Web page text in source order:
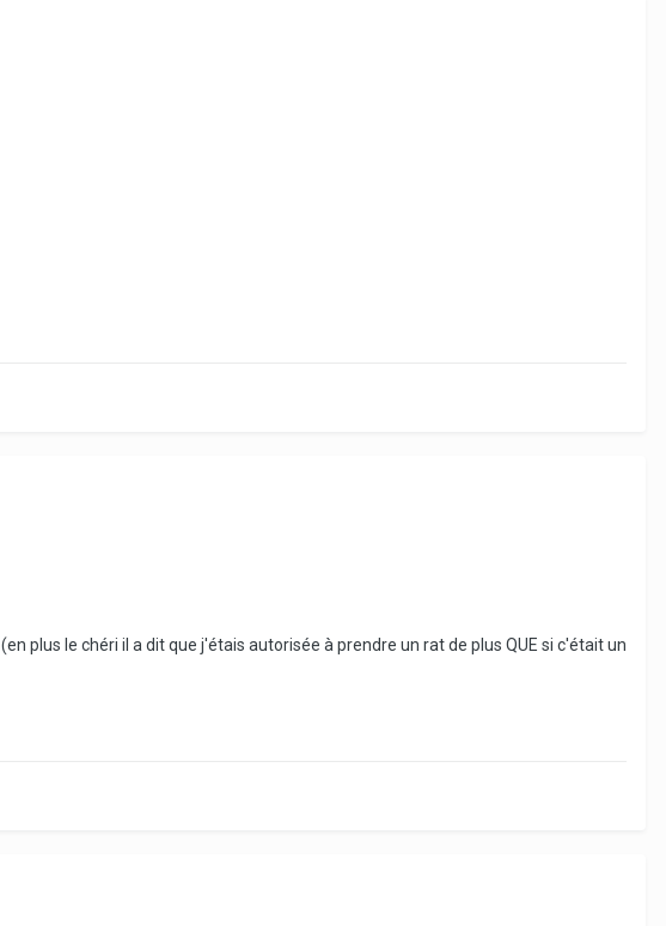
(en plus le chéri il a dit que j'étais autorisée à prendre un rat de plus QUE si c'était un